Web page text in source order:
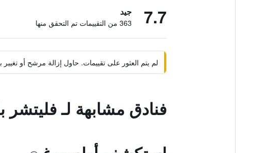
7.7 جيد
363 من التقييمات تم التحقق منها
لم يتم العثور على تقييمات. حاول إزالة مرشح أو
فنادق مشابهة لـ فليتشر